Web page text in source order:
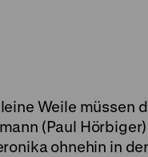
Weile müssen
(Paul
ohnehin in